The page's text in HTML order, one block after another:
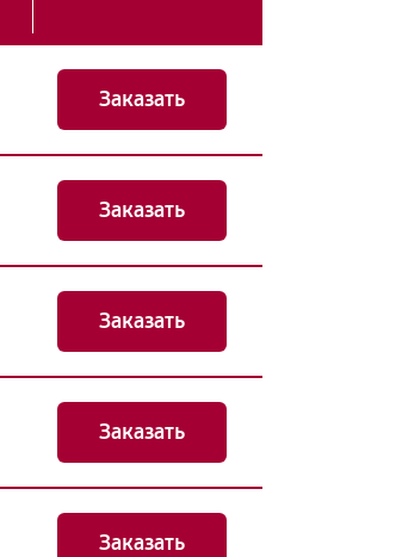
Заказать
Заказать
Заказать
Заказать
Заказать